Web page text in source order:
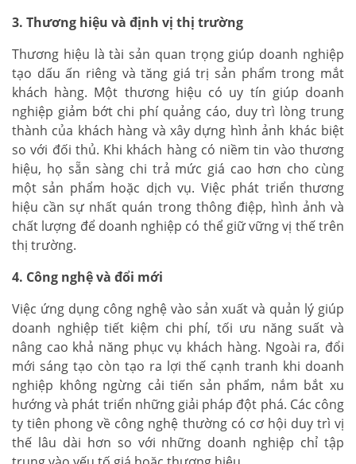
3. Thương hiệu và định vị thị trường
Thương hiệu là tài sản quan trọng giúp doanh nghiệp
tạo dấu ấn riêng và tăng giá trị sản phẩm trong mắt
khách hàng. Một thương hiệu có uy tín giúp doanh
nghiệp giảm bớt chi phí quảng cáo, duy trì lòng trung
thành của khách hàng và xây dựng hình ảnh khác biệt
so với đối thủ. Khi khách hàng có niềm tin vào thương
hiệu, họ sẵn sàng chi trả mức giá cao hơn cho cùng
một sản phẩm hoặc dịch vụ. Việc phát triển thương
hiệu cần sự nhất quán trong thông điệp, hình ảnh và
chất lượng để doanh nghiệp có thể giữ vững vị thế trên
thị trường.
4. Công nghệ và đổi mới
Việc ứng dụng công nghệ vào sản xuất và quản lý giúp
doanh nghiệp tiết kiệm chi phí, tối ưu năng suất và
nâng cao khả năng phục vụ khách hàng. Ngoài ra, đổi
mới sáng tạo còn tạo ra lợi thế cạnh tranh khi doanh
nghiệp không ngừng cải tiến sản phẩm, nắm bắt xu
hướng và phát triển những giải pháp đột phá. Các công
ty tiên phong về công nghệ thường có cơ hội duy trì vị
thế lâu dài hơn so với những doanh nghiệp chỉ tập